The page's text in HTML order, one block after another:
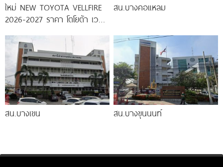
ใหม่ NEW TOYOTA VELLFIRE
2026-2027 ราคา โตโยต้า เวล
สน.บางคอแหลม
สน.บางเขน สน.บางขุนนนท์